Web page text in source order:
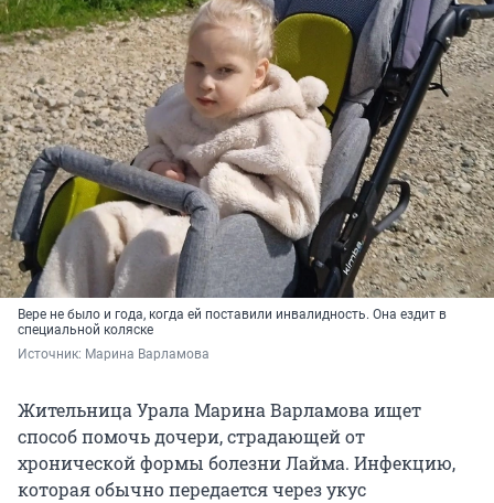
Вере не было и года, когда ей поставили инвалидность. Она ездит в
специальной коляске
Источник: Марина Варламова
Жительница Урала Марина Варламова ищет
способ помочь дочери, страдающей от
хронической формы болезни Лайма. Инфекцию,
которая обычно передается через укус